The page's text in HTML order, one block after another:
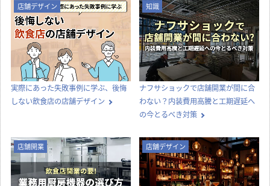
店舗デザイン
実際にあった失敗事例に学ぶ、後悔
しない飲食店の店舗デザイン
知識
ナフサショックで店舗開業が間に合
わない？内装費用高騰と工期遅延へ
の今とるべき対策
店舗開業 店舗デザイン